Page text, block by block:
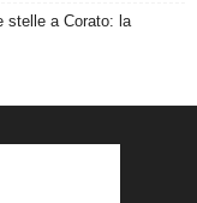
stelle a Corato: la